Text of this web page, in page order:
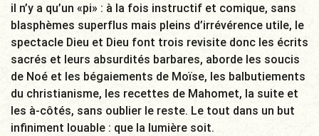
il n’y a qu’un «pi» : à la fois instructif et comique, sans
blasphèmes superflus mais pleins d’irrévérence utile, le
spectacle Dieu et Dieu font trois revisite donc les écrits
sacrés et leurs absurdités barbares, aborde les soucis
de Noé et les bégaiements de Moïse, les balbutiements
du christianisme, les recettes de Mahomet, la suite et
les à-côtés, sans oublier le reste. Le tout dans un but
infiniment louable : que la lumière soit.